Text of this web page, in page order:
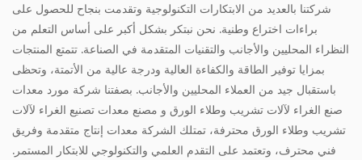
شركتنا بالعديد من الابتكارات التكنولوجية وتقدمت بنجاح للحصول على
براءات اختراع وطنية. نحن نبتكر بشكل أكبر على أساس التعلم من
النظراء المحليين والأجانب والتقنيات المتقدمة في الصناعة. تتمتع المنتجات
بمزايا توفير الطاقة والكفاءة العالية ودرجة عالية من الأتمتة، وتحظى
باستقبال جيد من العملاء المحليين والأجانب. بصفتنا شركة مورد معدات
صنع الغراء لآلات تشريب وطلاء الورق و مصنع معدات تصنيع الغراء لآلات
تشريب وطلاء الورق محترفة، تمتلك الشركة معدات إنتاج متقدمة وفريق
فني محترف، وتعتمد على التقدم العلمي والتكنولوجي للابتكار المستمر.